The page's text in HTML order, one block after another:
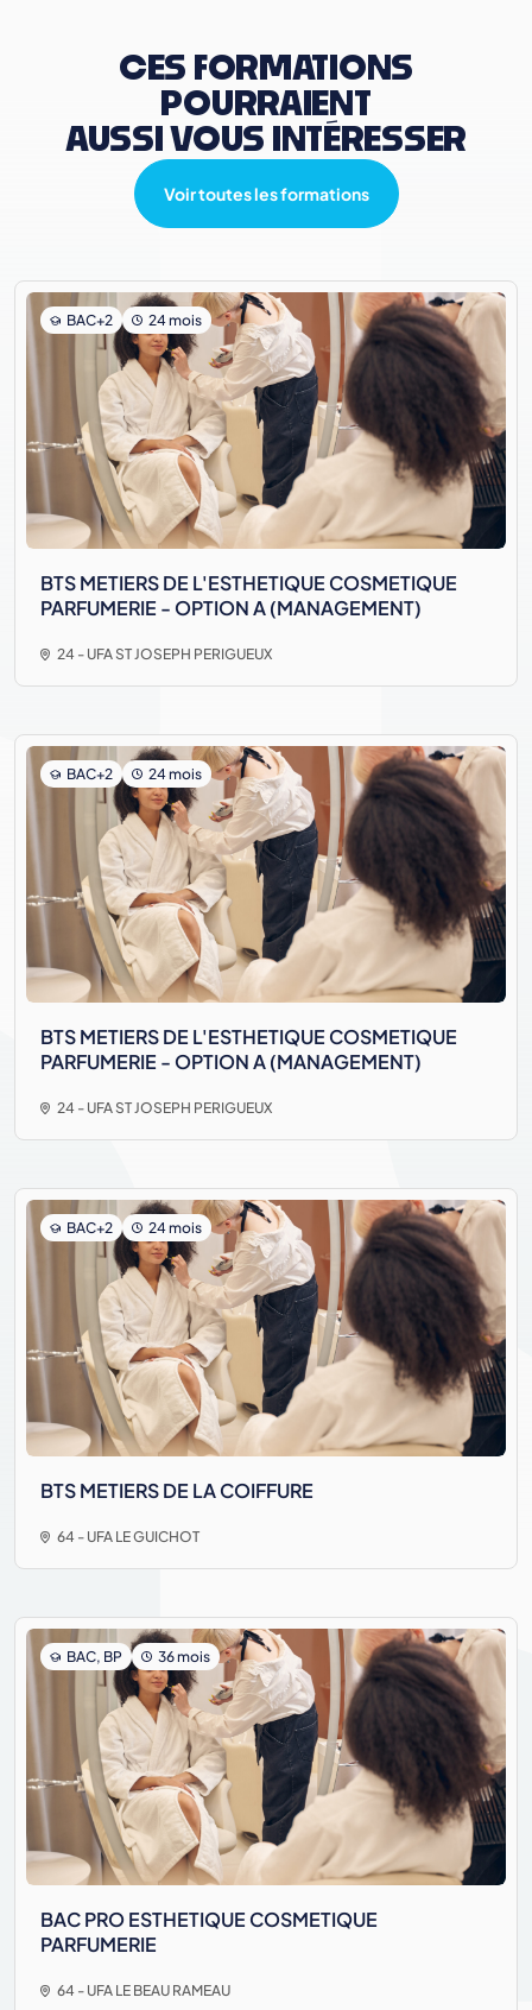
CES FORMATIONS
POURRAIENT
AUSSI VOUS INTÉRESSER
Voir toutes les formations
BAC+2 24 mois
BTS METIERS DE L'ESTHETIQUE COSMETIQUE
PARFUMERIE - OPTION A (MANAGEMENT)
24 - UFA ST JOSEPH PERIGUEUX
BAC+2 24 mois
BTS METIERS DE L'ESTHETIQUE COSMETIQUE
PARFUMERIE - OPTION A (MANAGEMENT)
24 - UFA ST JOSEPH PERIGUEUX
BAC+2 24 mois
BTS METIERS DE LA COIFFURE
64 - UFA LE GUICHOT
BAC, BP 36 mois
BAC PRO ESTHETIQUE COSMETIQUE
PARFUMERIE
64 - UFA LE BEAU RAMEAU